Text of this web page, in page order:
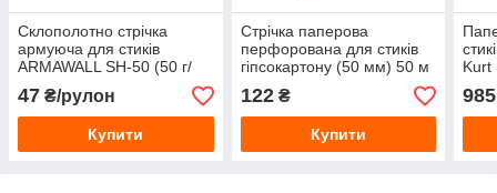
Склополотно стрічка
армуюча для стиків
ARMAWALL SH-50 (50 г/
кв.м) 50 мм, 15 м
47 ₴/рулон
Купити
Стрічка паперова
перфорована для стиків
гіпсокартону (50 мм) 50 м
122₴
Купити
985